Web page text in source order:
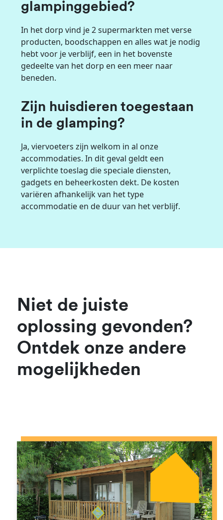
glampinggebied?
In het dorp vind je 2 supermarkten met verse
producten, boodschappen en alles wat je nodig
hebt voor je verblijf, een in het bovenste
gedeelte van het dorp en een meer naar
beneden.
Zijn huisdieren toegestaan
in de glamping?
Ja, viervoeters zijn welkom in al onze
accommodaties. In dit geval geldt een
verplichte toeslag die speciale diensten,
gadgets en beheerkosten dekt. De kosten
variëren afhankelijk van het type
accommodatie en de duur van het verblijf.
Niet de juiste
oplossing gevonden?
Ontdek onze andere
mogelijkheden